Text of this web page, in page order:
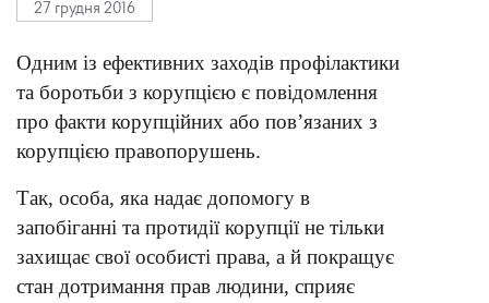
27 грудня 2016
Одним із ефективних заходів профілактики
та боротьби з корупцією є повідомлення
про факти корупційних або пов’язаних з
корупцією правопорушень.
Так, особа, яка надає допомогу в
запобіганні та протидії корупції не тільки
захищає свої особисті права, а й покращує
стан дотримання прав людини, сприяє